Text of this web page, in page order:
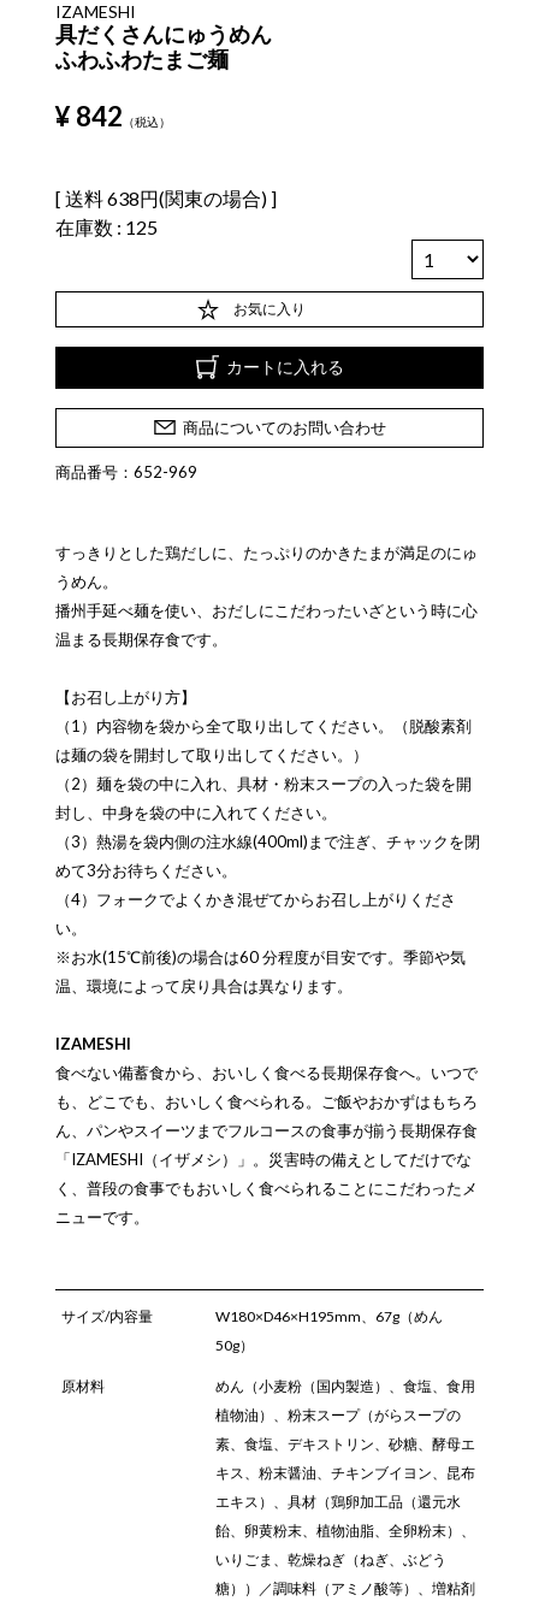
IZAMESHI
具だくさんにゅうめん
ふわふわたまご麺
¥842 税込
送料638円(関東の場合)
在庫数
125
お気に入り
カートに入れる
商品についてのお問い合わせ
商品番号：652-969
すっきりとした鶏だしに、たっぷりのかきたまが満足のにゅ
うめん。
播州手延べ麺を使い、おだしにこだわったいざという時に心
温まる長期保存食です。
【お召し上がり方】
（1）内容物を袋から全て取り出してください。（脱酸素剤
は麺の袋を開封して取り出してください。）
（2）麺を袋の中に入れ、具材・粉末スープの入った袋を開
封し、中身を袋の中に入れてください。
（3）熱湯を袋内側の注水線(400ml)まで注ぎ、チャックを閉
めて3分お待ちください。
（4）フォークでよくかき混ぜてからお召し上がりくださ
い。
※お水(15℃前後)の場合は60 分程度が目安です。季節や気
温、環境によって戻り具合は異なります。
IZAMESHI
食べない備蓄食から、おいしく食べる長期保存食へ。いつで
も、どこでも、おいしく食べられる。ご飯やおかずはもちろ
ん、パンやスイーツまでフルコースの食事が揃う長期保存食
「IZAMESHI（イザメシ）」。災害時の備えとしてだけでな
く、普段の食事でもおいしく食べられることにこだわったメ
ニューです。
サイズ/内容量
W180×D46×H195mm、67g（めん
50g）
原材料
めん（小麦粉（国内製造）、食塩、食用
植物油）、粉末スープ（がらスープの
素、食塩、デキストリン、砂糖、酵母エ
キス、粉末醤油、チキンブイヨン、昆布
エキス）、具材（鶏卵加工品（還元水
飴、卵黄粉末、植物油脂、全卵粉末）、
いりごま、乾燥ねぎ（ねぎ、ぶどう
糖））／調味料（アミノ酸等）、増粘剤